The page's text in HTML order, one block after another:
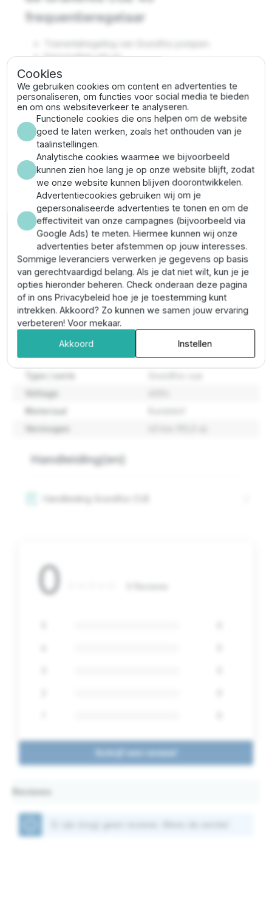
frequentieregelaar
Eenvoudige set-up.
Voorgedefinieerde besturingsmodi.
Voorgedefinieerd bereik van sensoren.
Voorgedefinieerde pompfamiliedata.
Deelt interface met besturingsapparatuur.
Extra functies beschikbaar.
Automatische instelling van de draairichting.
16 stappen om een systeem in de lucht te krijgen.
Isolatieklasse: IP55.
Grundfos CUE 45
frequentieregelaar
specificaties
Vermogen: 45,0 Kw / 90,0 A
Voltage: 400 V / 50 Hz
Gewicht: 23,0 kg
Motorbeveiliging: ja
Montage: wand
Eigenschappen
Type / serie
Voltage
Materiaal
Vermogen
Handleiding(en)
0
Schrijf een review!
Reviews
Cookies
We gebruiken cookies om content en advertenties te
personaliseren, om functies voor social media te bieden
en om ons websiteverkeer te analyseren.
Functionele cookies die ons helpen om de website
goed te laten werken, zoals het onthouden van je
taalinstellingen.
Analytische cookies waarmee we bijvoorbeeld
kunnen zien hoe lang je op onze website blijft, zodat
we onze website kunnen blijven doorontwikkelen.
Advertentiecookies gebruiken wij om je
gepersonaliseerde advertenties te tonen en om de
effectiviteit van onze campagnes (bijvoorbeeld via
Google Ads) te meten. Hiermee kunnen wij onze
advertenties beter afstemmen op jouw interesses.
Sommige leveranciers verwerken je gegevens op basis
van gerechtvaardigd belang. Als je dat niet wilt, kun je je
opties hieronder beheren. Check onderaan deze pagina
of in ons Privacybeleid hoe je je toestemming kunt
intrekken. Akkoord? Zo kunnen we samen jouw ervaring
verbeteren! Voor mekaar.
Akkoord
Instellen